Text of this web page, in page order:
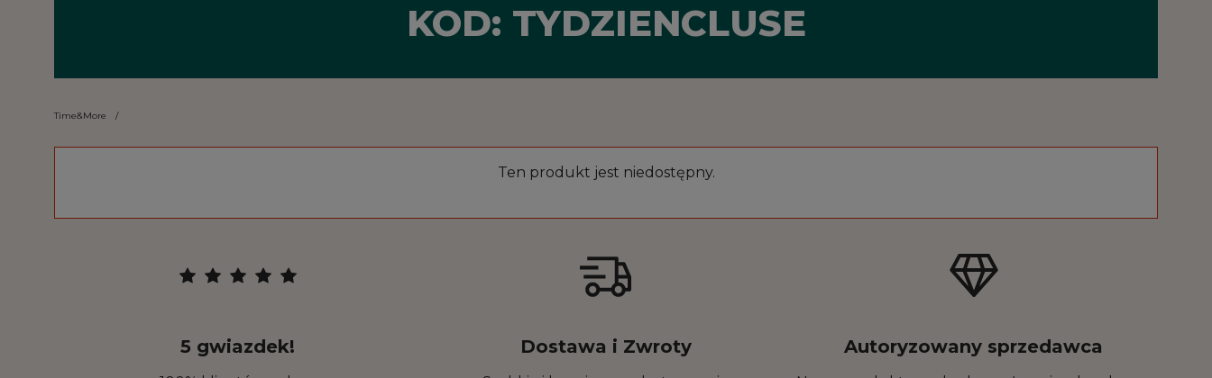
KOD: TYDZIENCLUSE
Time&More /
Ten produkt jest niedostępny.
5 gwiazdek! Dostawa i Zwroty Autoryzowany sprzedawca